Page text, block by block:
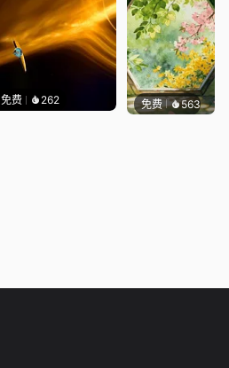
免费 262 免费 563渔小小